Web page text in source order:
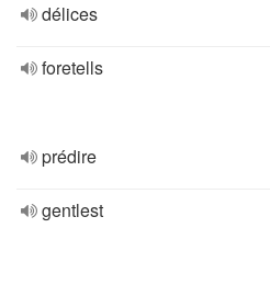
délices
foretells
prédire
gentlest